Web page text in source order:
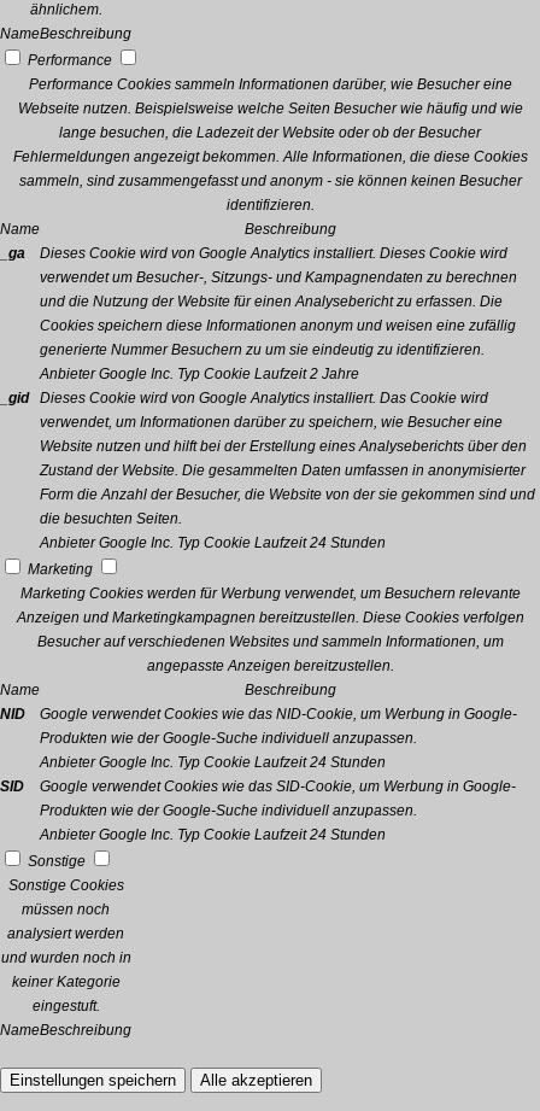
ähnlichem.
NameBeschreibung
Performance
Performance Cookies sammeln Informationen darüber, wie Besucher eine
Webseite nutzen. Beispielsweise welche Seiten Besucher wie häufig und wie
lange besuchen, die Ladezeit der Website oder ob der Besucher
Fehlermeldungen angezeigt bekommen. Alle Informationen, die diese Cookies
sammeln, sind zusammengefasst und anonym - sie können keinen Besucher
identifizieren.
Name
Beschreibung
_ga
Dieses Cookie wird von Google Analytics installiert. Dieses Cookie wird
verwendet um Besucher-, Sitzungs- und Kampagnendaten zu berechnen
und die Nutzung der Website für einen Analysebericht zu erfassen. Die
Cookies speichern diese Informationen anonym und weisen eine zufällig
generierte Nummer Besuchern zu um sie eindeutig zu identifizieren.
Anbieter Google Inc. Typ Cookie Laufzeit 2 Jahre
_gid
Dieses Cookie wird von Google Analytics installiert. Das Cookie wird
verwendet, um Informationen darüber zu speichern, wie Besucher eine
Website nutzen und hilft bei der Erstellung eines Analyseberichts über den
Zustand der Website. Die gesammelten Daten umfassen in anonymisierter
Form die Anzahl der Besucher, die Website von der sie gekommen sind und
die besuchten Seiten.
Anbieter Google Inc. Typ Cookie Laufzeit 24 Stunden
Marketing
Marketing Cookies werden für Werbung verwendet, um Besuchern relevante
Anzeigen und Marketingkampagnen bereitzustellen. Diese Cookies verfolgen
Besucher auf verschiedenen Websites und sammeln Informationen, um
angepasste Anzeigen bereitzustellen.
Name
Beschreibung
NID
Google verwendet Cookies wie das NID-Cookie, um Werbung in Google-
Produkten wie der Google-Suche individuell anzupassen.
Anbieter Google Inc. Typ Cookie Laufzeit 24 Stunden
SID
Google verwendet Cookies wie das SID-Cookie, um Werbung in Google-
Produkten wie der Google-Suche individuell anzupassen.
Anbieter Google Inc. Typ Cookie Laufzeit 24 Stunden
Sonstige
Sonstige Cookies
müssen noch
analysiert werden
und wurden noch in
keiner Kategorie
eingestuft.
NameBeschreibung
Einstellungen speichern Alle akzeptieren